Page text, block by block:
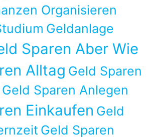
Organisieren
Geldanlage
Sparen Aber Wie
Alltag Geld Sparen
Geld Sparen Anlegen
Einkaufen Geld
Geld Sparen